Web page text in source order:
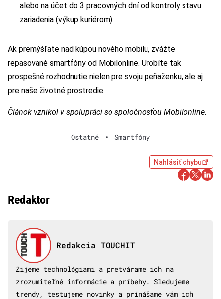
alebo na účet do 3 pracovných dní od kontroly stavu
zariadenia (výkup kuriérom).
Ak premýšľate nad kúpou nového mobilu, zvážte
repasované smartfóny od Mobilonline. Urobíte tak
prospešné rozhodnutie nielen pre svoju peňaženku, ale aj
pre naše životné prostredie.
Článok vznikol v spolupráci so spoločnosťou Mobilonline.
Ostatné • Smartfóny
Nahlásiť chybu
Redaktor
Redakcia TOUCHIT
Žijeme technológiami a pretvárame ich na
zrozumiteľné informácie a príbehy. Sledujeme
trendy, testujeme novinky a prinášame vám ich